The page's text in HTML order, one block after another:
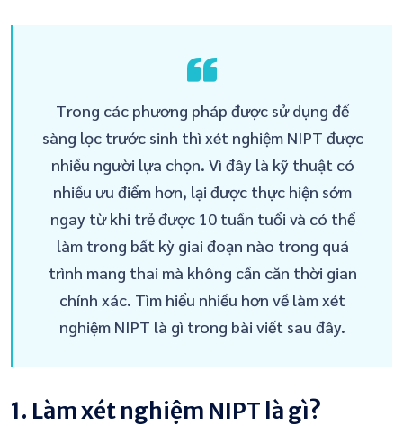
Trong các phương pháp được sử dụng để
sàng lọc trước sinh thì xét nghiệm NIPT được
nhiều người lựa chọn. Vì đây là kỹ thuật có
nhiều ưu điểm hơn, lại được thực hiện sớm
ngay từ khi trẻ được 10 tuần tuổi và có thể
làm trong bất kỳ giai đoạn nào trong quá
trình mang thai mà không cần căn thời gian
chính xác. Tìm hiểu nhiều hơn về làm xét
nghiệm NIPT là gì trong bài viết sau đây.
1. Làm xét nghiệm NIPT là gì?